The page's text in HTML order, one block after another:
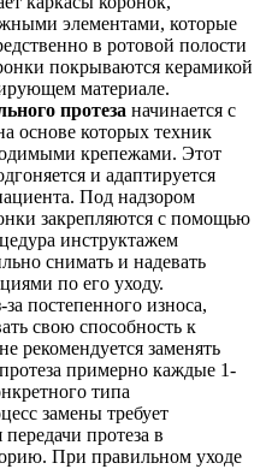
элементами, которые
в ротовой полости
покрываются керамикой
материале.
протеза начинается с
основе которых техник
крепежами. Этот
и адаптируется
Под надзором
закрепляются с помощью
инструктажем
снимать и надевать
по его уходу.
за постепенного износа,
свою способность к
рекомендуется заменять
примерно каждые 1-
типа
замены требует
протеза в
При правильном уходе